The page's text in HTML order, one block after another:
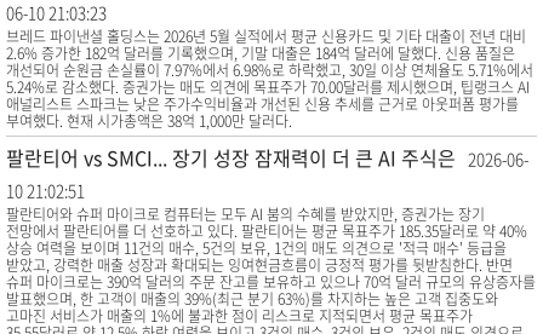
06-10 21:03:23
브레드 파이낸셜 홀딩스는 2026년 5월 실적에서 평균 신용카드 및 기타 대출이 전년 대비
2.6% 증가한 182억 달러를 기록했으며, 기말 대출은 184억 달러에 달했다. 신용 품질은
개선되어 순원금 손실률이 7.97%에서 6.98%로 하락했고, 30일 이상 연체율도 5.71%에서
5.24%로 감소했다. 증권가는 매도 의견에 목표주가 70.00달러를 제시했으며, 팁랭크스 AI
애널리스트 스파크는 낮은 주가수익비율과 개선된 신용 추세를 근거로 아웃퍼폼 평가를
부여했다. 현재 시가총액은 38억 1,000만 달러다.
팔란티어 vs SMCI... 장기 성장 잠재력이 더 큰 AI 주식은 2026-06-
10 21:02:51
팔란티어와 슈퍼 마이크로 컴퓨터는 모두 AI 붐의 수혜를 받았지만, 증권가는 장기
전망에서 팔란티어를 더 선호하고 있다. 팔란티어는 평균 목표주가 185.35달러로 약 40%
상승 여력을 보이며 11건의 매수, 5건의 보유, 1건의 매도 의견으로 '적극 매수' 등급을
받았고, 강력한 매출 성장과 확대되는 잉여현금흐름이 긍정적 평가를 뒷받침한다. 반면
슈퍼 마이크로는 390억 달러의 주문 잔고를 보유하고 있으나 70억 달러 규모의 유상증자를
발표했으며, 한 고객이 매출의 39%(최근 분기 63%)를 차지하는 높은 고객 집중도와
고마진 서비스가 매출의 1%에 불과한 점이 리스크로 지적되면서 평균 목표주가